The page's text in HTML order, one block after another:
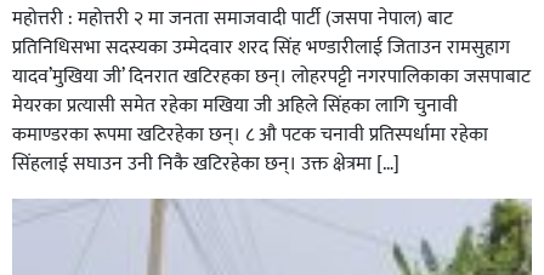
सिराहाको औरहीमा जेन-जी भेला सम्पन्न
महोत्तरी : महोत्तरी २ मा जनता समाजवादी पार्टी (जसपा नेपाल) बाट
प्रतिनिधिसभा सदस्यका उम्मेदवार शरद सिंह भण्डारीलाई जिताउन रामसुहाग
यादव’मुखिया जी’ दिनरात खटिरहका छन्। लोहरपट्टी नगरपालिकाका जसपाबाट
मेयरका प्रत्यासी समेत रहेका मखिया जी अहिले सिंहका लागि चुनावी
कमाण्डरका रूपमा खटिरहेका छन्। ८ औ पटक चनावी प्रतिस्पर्धामा रहेका
सिंहलाई सघाउन उनी निकै खटिरहेका छन्। उक्त क्षेत्रमा […]